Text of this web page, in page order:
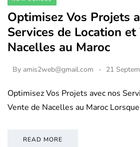
Optimisez Vos Projets
Services de Location et
Nacelles au Maroc
By amis2web@gmail.com 21
Optimisez Vos Projets avec nos
Vente de Nacelles au Maroc
READ MORE